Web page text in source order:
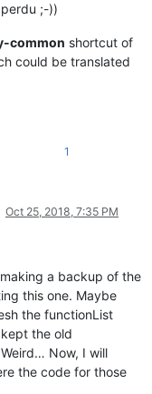
;-))
common shortcut of
could be translated
1
Oct 25, 2018, 7:35 PM
making a backup of the
this one. Maybe
the functionList
the old
Now, I will
the code for those